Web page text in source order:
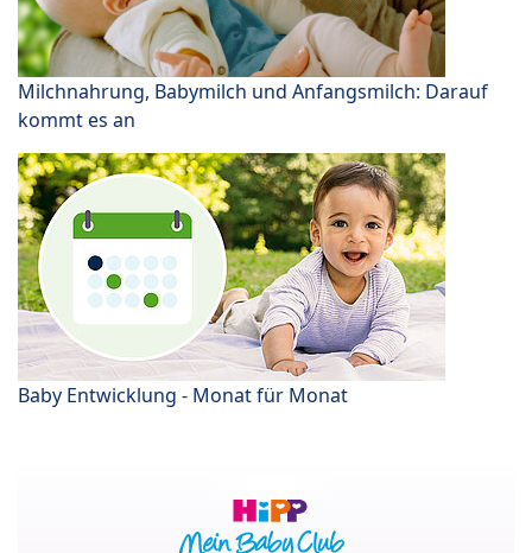
Milchnahrung, Babymilch und Anfangsmilch: Darauf
kommt es an
Baby Entwicklung - Monat für Monat